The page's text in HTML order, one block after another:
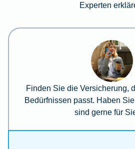
Experten
Finden Sie die Versicherung,
Bedürfnissen passt. Haben
sind gerne für